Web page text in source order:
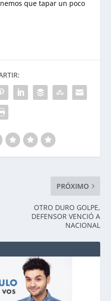
que tapar un poco
PRÓXIMO
OTRO DURO GOLPE,
DEFENSOR VENCIÓ A
NACIONAL